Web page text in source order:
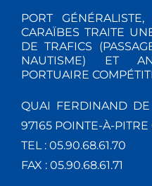
PORT
CARAÏBES TRAITE
DE TRAFICS
NAUTISME) ET
PORTUAIRE
QUAI FERDINAND
97165 POINTE-À-PITRE
TEL : 05.90.68.61.70
FAX : 05.90.68.61.71